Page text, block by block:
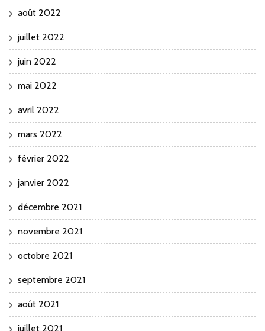
août 2022
juillet 2022
juin 2022
mai 2022
avril 2022
mars 2022
février 2022
janvier 2022
décembre 2021
novembre 2021
octobre 2021
septembre 2021
août 2021
juillet 2021